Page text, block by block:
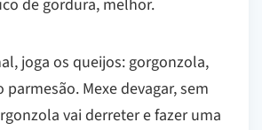
de gordura, melhor.
joga os queijos: gorgonzola,
parmesão. Mexe devagar, sem
vai derreter e fazer uma